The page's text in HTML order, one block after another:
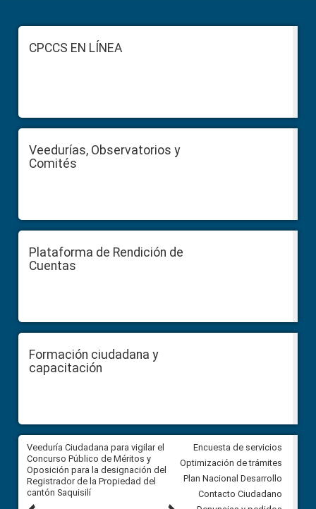
Sidebar
FooterCPCCS EN LÍNEA
Veedurías, Observatorios y
Comités
Plataforma de Rendición de
Cuentas
Formación ciudadana y
capacitación
Veeduría Ciudadana para vigilar el
Concurso Público de Méritos y
Oposición para la designación del
Registrador de la Propiedad del
cantón Saquisilí
Veeduría Ciudadana para
construcción del asfaltado de
Ballenita del cantón Santa
Encuesta de servicios
Optimización de trámites
Plan Nacional Desarrollo
Contacto Ciudadano